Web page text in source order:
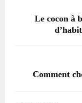
Le cocon à
Comment